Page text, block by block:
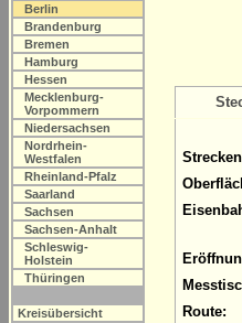
Berlin
Brandenburg
Bremen
Hamburg
Hessen
Mecklenburg-
Vorpommern
Niedersachsen
Nordrhein-
Westfalen
Rheinland-Pfalz
Saarland
Sachsen
Sachsen-Anhalt
Schleswig-
Holstein
Thüringen
Kreisübersicht
Route: